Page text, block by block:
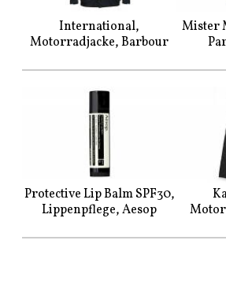
International,
Motorradjacke, Barbour
Mister
Protective Lip Balm SPF30,
Lippenpflege, Aesop